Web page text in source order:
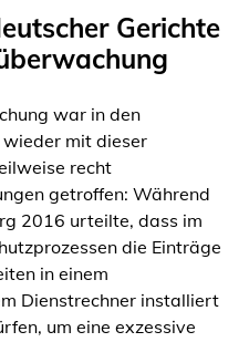
Gerichte
war in den
wieder mit dieser
recht
getroffen: Während
2016 urteilte, dass im
die Einträge
in einem
Dienstrechner installiert
um eine exzessive